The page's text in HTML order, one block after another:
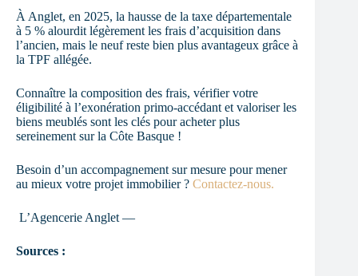
À Anglet, en 2025, la hausse de la taxe départementale
à 5 % alourdit légèrement les frais d’acquisition dans
l’ancien, mais le neuf reste bien plus avantageux grâce à
la TPF allégée.
Connaître la composition des frais, vérifier votre
éligibilité à l’exonération primo-accédant et valoriser les
biens meublés sont les clés pour acheter plus
sereinement sur la Côte Basque !
Besoin d’un accompagnement sur mesure pour mener
au mieux votre projet immobilier ? Contactez-nous.
L’Agencerie Anglet —
Sources :